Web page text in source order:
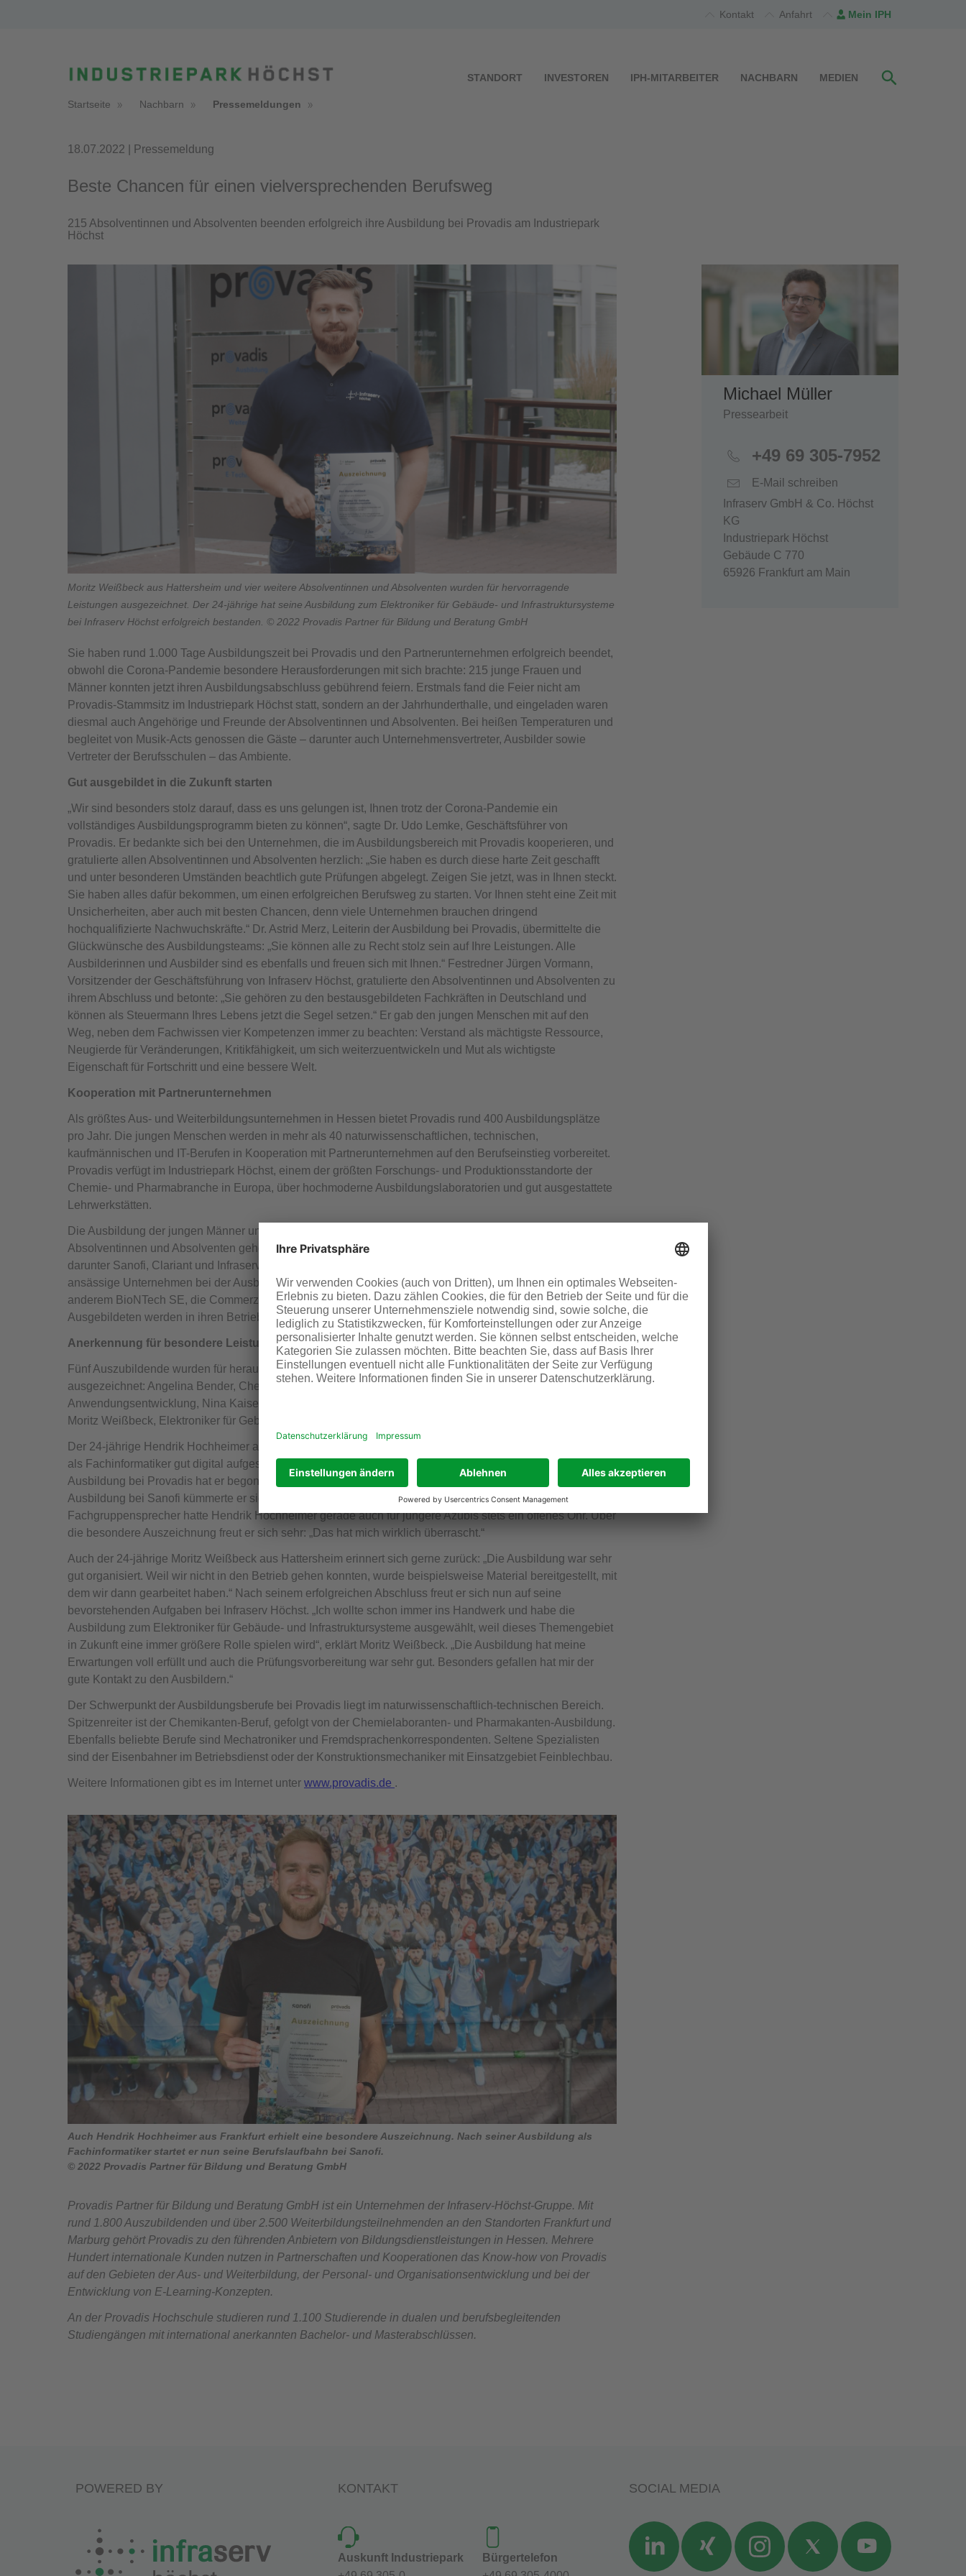
Kontakt Anfahrt Mein IPH
STANDORT INVESTOREN IPH-MITARBEITER NACHBARN MEDIEN
Startseite Nachbarn Pressemeldungen
18.07.2022 | Pressemeldung
Beste Chancen für einen vielversprechenden Berufsweg
215 Absolventinnen und Absolventen beenden erfolgreich ihre Ausbildung bei Provadis am Industriepark
Höchst
Moritz Weißbeck aus Hattersheim und vier weitere Absolventinnen und Absolventen wurden für hervorragende
Leistungen ausgezeichnet. Der 24-jährige hat seine Ausbildung zum Elektroniker für Gebäude- und Infrastruktursysteme
bei Infraserv Höchst erfolgreich bestanden. © 2022 Provadis Partner für Bildung und Beratung GmbH
Sie haben rund 1.000 Tage Ausbildungszeit bei Provadis und den Partnerunternehmen erfolgreich beendet,
obwohl die Corona-Pandemie besondere Herausforderungen mit sich brachte: 215 junge Frauen und
Männer konnten jetzt ihren Ausbildungsabschluss gebührend feiern. Erstmals fand die Feier nicht am
Provadis-Stammsitz im Industriepark Höchst statt, sondern an der Jahrhunderthalle, und eingeladen waren
diesmal auch Angehörige und Freunde der Absolventinnen und Absolventen. Bei heißen Temperaturen und
begleitet von Musik-Acts genossen die Gäste – darunter auch Unternehmensvertreter, Ausbilder sowie
Vertreter der Berufsschulen – das Ambiente.
Gut ausgebildet in die Zukunft starten
„Wir sind besonders stolz darauf, dass es uns gelungen ist, Ihnen trotz der Corona-Pandemie ein
vollständiges Ausbildungsprogramm bieten zu können“, sagte Dr. Udo Lemke, Geschäftsführer von
Provadis. Er bedankte sich bei den Unternehmen, die im Ausbildungsbereich mit Provadis kooperieren, und
gratulierte allen Absolventinnen und Absolventen herzlich: „Sie haben es durch diese harte Zeit geschafft
und unter besonderen Umständen beachtlich gute Prüfungen abgelegt. Zeigen Sie jetzt, was in Ihnen steckt.
Sie haben alles dafür bekommen, um einen erfolgreichen Berufsweg zu starten. Vor Ihnen steht eine Zeit mit
Unsicherheiten, aber auch mit besten Chancen, denn viele Unternehmen brauchen dringend
hochqualifizierte Nachwuchskräfte.“ Dr. Astrid Merz, Leiterin der Ausbildung bei Provadis, übermittelte die
Glückwünsche des Ausbildungsteams: „Sie können alle zu Recht stolz sein auf Ihre Leistungen. Alle
Ausbilderinnen und Ausbilder sind es ebenfalls und freuen sich mit Ihnen.“ Festredner Jürgen Vormann,
Vorsitzender der Geschäftsführung von Infraserv Höchst, gratulierte den Absolventinnen und Absolventen zu
ihrem Abschluss und betonte: „Sie gehören zu den bestausgebildeten Fachkräften in Deutschland und
können als Steuermann Ihres Lebens jetzt die Segel setzen.“ Er gab den jungen Menschen mit auf den
Weg, neben dem Fachwissen vier Kompetenzen immer zu beachten: Verstand als mächtigste Ressource,
Neugierde für Veränderungen, Kritikfähigkeit, um sich weiterzuentwickeln und Mut als wichtigste
Eigenschaft für Fortschritt und eine bessere Welt.
Kooperation mit Partnerunternehmen
Als größtes Aus- und Weiterbildungsunternehmen in Hessen bietet Provadis rund 400 Ausbildungsplätze
pro Jahr. Die jungen Menschen werden in mehr als 40 naturwissenschaftlichen, technischen,
kaufmännischen und IT-Berufen in Kooperation mit Partnerunternehmen auf den Berufseinstieg vorbereitet.
Provadis verfügt im Industriepark Höchst, einem der größten Forschungs- und Produktionsstandorte der
Chemie- und Pharmabranche in Europa, über hochmoderne Ausbildungslaboratorien und gut ausgestattete
Lehrwerkstätten.
Die Ausbildung der jungen Männer und Frauen hat Provadis für insgesamt 48 Unternehmen koordiniert. 141
Absolventinnen und Absolventen gehören zu Unternehmen, die im Industriepark Höchst ansässig sind,
darunter Sanofi, Clariant und Infraserv Höchst. Daneben vertrauen auch viele nicht im Industriepark
ansässige Unternehmen bei der Ausbildung auf die Zusammenarbeit mit Provadis. Dazu gehören unter
anderem BioNTech SE, die Commerzbank AG und die Biotest AG. Rund 93 Prozent der Provadis-
Ausgebildeten werden in ihren Betrieben in eine Anschlussbeschäftigung übernommen.
Anerkennung für besondere Leistungen
Fünf Auszubildende wurden für herausragende Leistungen und besonderes soziales Engagement
ausgezeichnet: Angelina Bender, Chemielaborantin, Hendrik Hochheimer, Fachinformatiker für
Anwendungsentwicklung, Nina Kaiser, Fremdsprachenkorrespondentin, Till Kehrein, Biologielaborant, und
Moritz Weißbeck, Elektroniker für Gebäude- und Infrastruktursysteme.
Der 24-jährige Hendrik Hochheimer aus Frankfurt blickt sehr positiv auf die Ausbildungszeit zurück: „Da wir
als Fachinformatiker gut digital aufgestellt sind, war das Lernen in der Pandemie kein Problem.“ Die
Ausbildung bei Provadis hat er begonnen, weil ihm im Studium der Praxisbezug fehlte. In der betrieblichen
Ausbildung bei Sanofi kümmerte er sich hauptsächlich um IT-Anfragen von Labormitarbeitern. Als
Fachgruppensprecher hatte Hendrik Hochheimer gerade auch für jüngere Azubis stets ein offenes Ohr. Über
die besondere Auszeichnung freut er sich sehr: „Das hat mich wirklich überrascht.“
Auch der 24-jährige Moritz Weißbeck aus Hattersheim erinnert sich gerne zurück: „Die Ausbildung war sehr
gut organisiert. Weil wir nicht in den Betrieb gehen konnten, wurde beispielsweise Material bereitgestellt, mit
dem wir dann gearbeitet haben.“ Nach seinem erfolgreichen Abschluss freut er sich nun auf seine
bevorstehenden Aufgaben bei Infraserv Höchst. „Ich wollte schon immer ins Handwerk und habe die
Ausbildung zum Elektroniker für Gebäude- und Infrastruktursysteme ausgewählt, weil dieses Themengebiet
in Zukunft eine immer größere Rolle spielen wird“, erklärt Moritz Weißbeck. „Die Ausbildung hat meine
Erwartungen voll erfüllt und auch die Prüfungsvorbereitung war sehr gut. Besonders gefallen hat mir der
gute Kontakt zu den Ausbildern.“
Der Schwerpunkt der Ausbildungsberufe bei Provadis liegt im naturwissenschaftlich-technischen Bereich.
Spitzenreiter ist der Chemikanten-Beruf, gefolgt von der Chemielaboranten- und Pharmakanten-Ausbildung.
Ebenfalls beliebte Berufe sind Mechatroniker und Fremdsprachenkorrespondenten. Seltene Spezialisten
sind der Eisenbahner im Betriebsdienst oder der Konstruktionsmechaniker mit Einsatzgebiet Feinblechbau.
Weitere Informationen gibt es im Internet unter www.provadis.de .
Auch Hendrik Hochheimer aus Frankfurt erhielt eine besondere Auszeichnung. Nach seiner Ausbildung als
Fachinformatiker startet er nun seine Berufslaufbahn bei Sanofi.
© 2022 Provadis Partner für Bildung und Beratung GmbH
Provadis Partner für Bildung und Beratung GmbH ist ein Unternehmen der Infraserv-Höchst-Gruppe. Mit
rund 1.800 Auszubildenden und über 2.500 Weiterbildungsteilnehmenden an den Standorten Frankfurt und
Marburg gehört Provadis zu den führenden Anbietern von Bildungsdienstleistungen in Hessen. Mehrere
Hundert internationale Kunden nutzen in Partnerschaften und Kooperationen das Know-how von Provadis
auf den Gebieten der Aus- und Weiterbildung, der Personal- und Organisationsentwicklung und bei der
Entwicklung von E-Learning-Konzepten.
An der Provadis Hochschule studieren rund 1.100 Studierende in dualen und berufsbegleitenden
Studiengängen mit international anerkannten Bachelor- und Masterabschlüssen.
Michael Müller
Pressearbeit
+49 69 305-7952
E-Mail schreiben
Infraserv GmbH & Co. Höchst
KG
Industriepark Höchst
Gebäude C 770
65926 Frankfurt am Main
POWERED BY KONTAKT
Auskunft Industriepark
Bürgertelefon
SOCIAL MEDIA